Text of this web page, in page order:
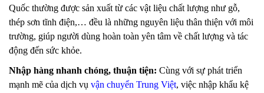
Quốc thường được sản xuất từ các vật liệu chất lượng như gỗ,
thép sơn tĩnh điện,… đều là những nguyên liệu thân thiện với môi
trường, giúp người dùng hoàn toàn yên tâm về chất lượng và tác
động đến sức khỏe.
Nhập hàng nhanh chóng, thuận tiện: Cùng với sự phát triển
mạnh mẽ của dịch vụ vận chuyển Trung Việt, việc nhập khẩu kệ